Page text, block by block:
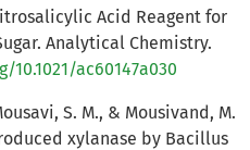
Acid Reagent for
Analytical Chemistry.
ac60147a030
S. M., & Mousivand, M.
xylanase by Bacillus